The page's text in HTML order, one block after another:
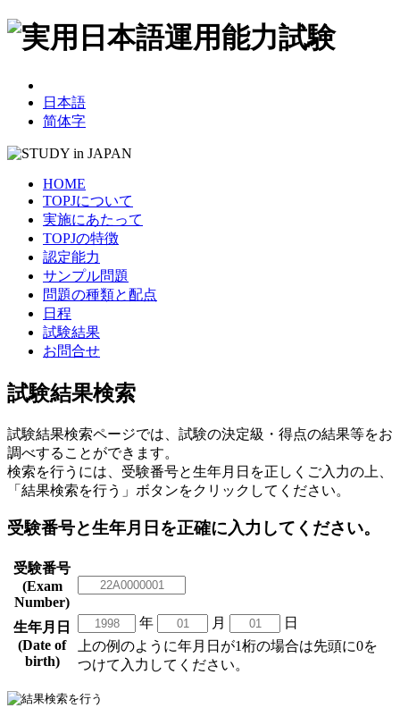
日本語
简体字
HOME
TOPJについて
実施にあたって
TOPJの特徴
認定能力
サンプル問題
問題の種類と配点
日程
試験結果
お問合せ
試験結果検索
試験結果検索ページでは、試験の決定級・得点の結果等をお
調べすることができます。
検索を行うには、受験番号と生年月日を正しくご入力の上、
「結果検索を行う」ボタンをクリックしてください。
受験番号と生年月日を正確に入力してください。
受験番号
(Exam
Number)
生年月日
(Date of
birth)
年 月
日
上の例のように年月日が1桁の場合は先頭に0を
つけて入力してください。